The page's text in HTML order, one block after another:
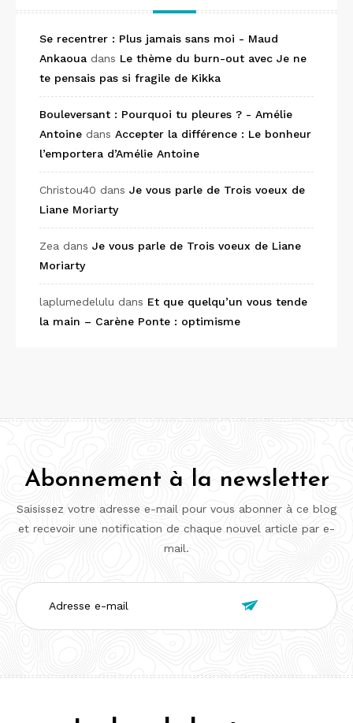
Se recentrer : Plus jamais sans moi - Maud
Ankaoua dans Le thème du burn-out avec Je ne
te pensais pas si fragile de Kikka
Bouleversant : Pourquoi tu pleures ? - Amélie
Antoine dans Accepter la différence : Le bonheur
l’emportera d’Amélie Antoine
Christou40 dans Je vous parle de Trois voeux de
Liane Moriarty
Zea dans Je vous parle de Trois voeux de Liane
Moriarty
laplumedelulu dans Et que quelqu’un vous tende
la main – Carène Ponte : optimisme
Abonnement à la newsletter
Saisissez votre adresse e-mail pour vous abonner à ce blog
et recevoir une notification de chaque nouvel article par e-
mail.
Adresse
e-
mail
